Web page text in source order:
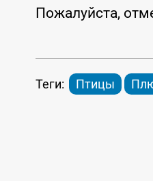
Пожалуйста,
Теги: Птицы